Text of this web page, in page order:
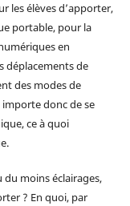
les élèves d’apporter,
portable, pour la
en
déplacements de
des modes de
donc de se
ce à quoi
du moins éclairages,
? En quoi, par